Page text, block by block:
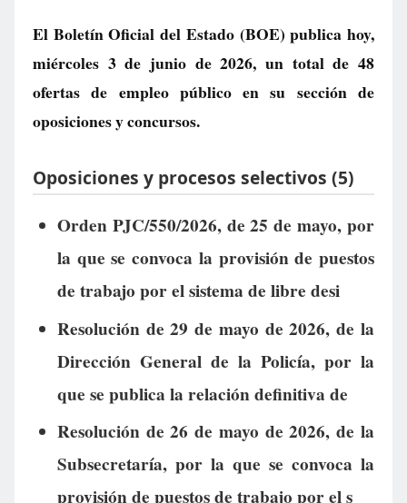
El Boletín Oficial del Estado (BOE) publica hoy,
miércoles 3 de junio de 2026, un total de 48
ofertas de empleo públicoen su sección de
oposiciones y concursos.
Oposiciones y procesos selectivos (5)
Orden PJC/550/2026, de 25 de mayo, por
la que se convoca la provisión de puestos
de trabajo por el sistema de libre desi
Resolución de 29 de mayo de 2026, de la
Dirección General de la Policía, por la
que se publica la relación definitiva de
Resolución de 26 de mayo de 2026, de la
Subsecretaría, por la que se convoca la
provisión de puestos de trabajo por el s